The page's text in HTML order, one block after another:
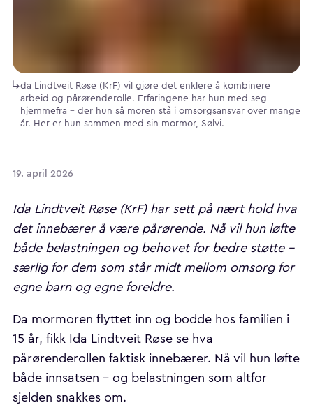
da Lindtveit Røse (KrF) vil gjøre det enklere å kombinere
arbeid og pårørenderolle. Erfaringene har hun med seg
hjemmefra – der hun så moren stå i omsorgsansvar over mange
år. Her er hun sammen med sin mormor, Sølvi.
19. april 2026
Ida Lindtveit Røse (KrF) har sett på nært hold hva
det innebærer å være pårørende. Nå vil hun løfte
både belastningen og behovet for bedre støtte –
særlig for dem som står midt mellom omsorg for
egne barn og egne foreldre.
Da mormoren flyttet inn og bodde hos familien i
15 år, fikk Ida Lindtveit Røse se hva
pårørenderollen faktisk innebærer. Nå vil hun løfte
både innsatsen – og belastningen som altfor
sjelden snakkes om.